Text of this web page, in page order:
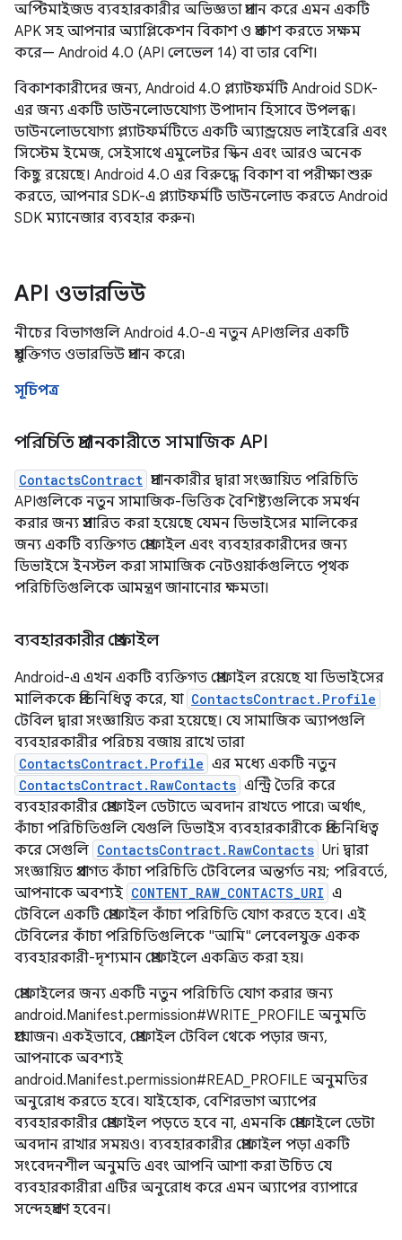
অপ্টিমাইজড ব্যবহারকারীর অভিজ্ঞতা প্রদান করে এমন একটি
APK সহ আপনার অ্যাপ্লিকেশন বিকাশ ও প্রকাশ করতে সক্ষম
করে— Android 4.0 (API লেভেল 14) বা তার বেশি।
বিকাশকারীদের জন্য, Android 4.0 প্ল্যাটফর্মটি Android SDK-
এর জন্য একটি ডাউনলোডযোগ্য উপাদান হিসাবে উপলব্ধ।
ডাউনলোডযোগ্য প্ল্যাটফর্মটিতে একটি অ্যান্ড্রয়েড লাইব্রেরি এবং
সিস্টেম ইমেজ, সেইসাথে এমুলেটর স্কিন এবং আরও অনেক
কিছু রয়েছে। Android 4.0 এর বিরুদ্ধে বিকাশ বা পরীক্ষা শুরু
করতে, আপনার SDK-এ প্ল্যাটফর্মটি ডাউনলোড করতে Android
SDK ম্যানেজার ব্যবহার করুন৷
API ওভারভিউ
নীচের বিভাগগুলি Android 4.0-এ নতুন APIগুলির একটি
প্রযুক্তিগত ওভারভিউ প্রদান করে৷
সূচিপত্র
পরিচিতি প্রদানকারীতে সামাজিক API
ContactsContract প্রদানকারীর দ্বারা সংজ্ঞায়িত পরিচিতি
APIগুলিকে নতুন সামাজিক-ভিত্তিক বৈশিষ্ট্যগুলিকে সমর্থন
করার জন্য প্রসারিত করা হয়েছে যেমন ডিভাইসের মালিকের
জন্য একটি ব্যক্তিগত প্রোফাইল এবং ব্যবহারকারীদের জন্য
ডিভাইসে ইনস্টল করা সামাজিক নেটওয়ার্কগুলিতে পৃথক
পরিচিতিগুলিকে আমন্ত্রণ জানানোর ক্ষমতা।
ব্যবহারকারীর প্রোফাইল
Android-এ এখন একটি ব্যক্তিগত প্রোফাইল রয়েছে যা ডিভাইসের
মালিককে প্রতিনিধিত্ব করে, যা ContactsContract.Profile
টেবিল দ্বারা সংজ্ঞায়িত করা হয়েছে। যে সামাজিক অ্যাপগুলি
ব্যবহারকারীর পরিচয় বজায় রাখে তারা
ContactsContract.Profile এর মধ্যে একটি নতুন
ContactsContract.RawContacts এন্ট্রি তৈরি করে
ব্যবহারকারীর প্রোফাইল ডেটাতে অবদান রাখতে পারে৷ অর্থাৎ,
কাঁচা পরিচিতিগুলি যেগুলি ডিভাইস ব্যবহারকারীকে প্রতিনিধিত্ব
করে সেগুলি ContactsContract.RawContacts Uri দ্বারা
সংজ্ঞায়িত প্রথাগত কাঁচা পরিচিতি টেবিলের অন্তর্গত নয়; পরিবর্তে,
আপনাকে অবশ্যই CONTENT_RAW_CONTACTS_URI এ
টেবিলে একটি প্রোফাইল কাঁচা পরিচিতি যোগ করতে হবে। এই
টেবিলের কাঁচা পরিচিতিগুলিকে "আমি" লেবেলযুক্ত একক
ব্যবহারকারী-দৃশ্যমান প্রোফাইলে একত্রিত করা হয়।
প্রোফাইলের জন্য একটি নতুন পরিচিতি যোগ করার জন্য
android.Manifest.permission#WRITE_PROFILE অনুমতি
প্রয়োজন৷ একইভাবে, প্রোফাইল টেবিল থেকে পড়ার জন্য,
আপনাকে অবশ্যই
android.Manifest.permission#READ_PROFILE অনুমতির
অনুরোধ করতে হবে। যাইহোক, বেশিরভাগ অ্যাপের
ব্যবহারকারীর প্রোফাইল পড়তে হবে না, এমনকি প্রোফাইলে ডেটা
অবদান রাখার সময়ও। ব্যবহারকারীর প্রোফাইল পড়া একটি
সংবেদনশীল অনুমতি এবং আপনি আশা করা উচিত যে
ব্যবহারকারীরা এটির অনুরোধ করে এমন অ্যাপের ব্যাপারে
সন্দেহপ্রবণ হবেন।